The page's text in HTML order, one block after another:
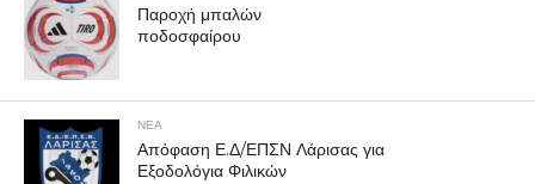
Παροχή μπαλών
ποδοσφαίρου
ΝΕΑ
Απόφαση Ε.Δ/ΕΠΣΝ Λάρισας για
Εξοδολόγια Φιλικών